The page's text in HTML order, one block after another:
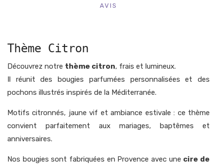
AVIS
Thème Citron
Découvrez notre thème citron, frais et lumineux.
Il réunit des bougies parfumées personnalisées et des
pochons illustrés inspirés de la Méditerranée.
Motifs citronnés, jaune vif et ambiance estivale : ce thème
convient parfaitement aux mariages, baptêmes et
anniversaires.
Nos bougies sont fabriquées en Provence avec une cire de